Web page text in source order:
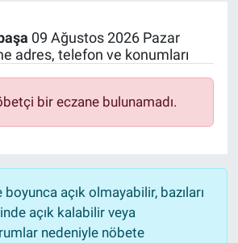
09 Ağustos 2026 Pazar
adres, telefon ve konumları
bir eczane bulunamadı.
açık olmayabilir, bazıları
açık kalabilir veya
nedeniyle nöbete